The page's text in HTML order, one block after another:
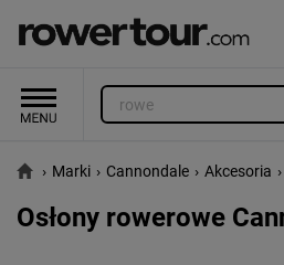
› Marki › Cannondale › Akcesoria ›
Osłony rowerowe